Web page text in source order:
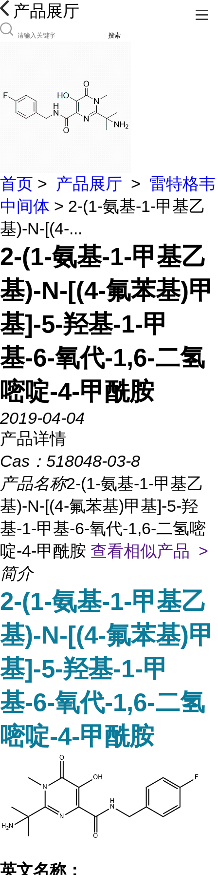
产品展厅
搜索
首页 > 产品展厅 > 雷特格韦
中间体 > 2-(1-氨基-1-甲基乙
基)-N-[(4-...
2-(1-氨基-1-甲基乙
基)-N-[(4-氟苯基)甲
基]-5-羟基-1-甲
基-6-氧代-1,6-二氢
嘧啶-4-甲酰胺
2019-04-04
产品详情
Cas： 518048-03-8
产品名称2-(1-氨基-1-甲基乙
基)-N-[(4-氟苯基)甲基]-5-羟
基-1-甲基-6-氧代-1,6-二氢嘧
啶-4-甲酰胺 查看相似产品 >
简介
2-(1-氨基-1-甲基乙
基)-N-[(4-氟苯基)甲
基]-5-羟基-1-甲
基-6-氧代-1,6-二氢
嘧啶-4-甲酰胺
英文名称：